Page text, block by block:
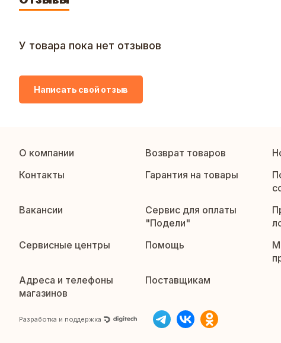
У товара пока нет отзывов
Написать свой отзыв
О компании Возврат товаров
Контакты
Гарантия на товары
Вакансии
Сервис для оплаты
"Подели"
Сервисные центры
Помощь
Адреса и телефоны
магазинов
Поставщикам
Разработка и поддержка